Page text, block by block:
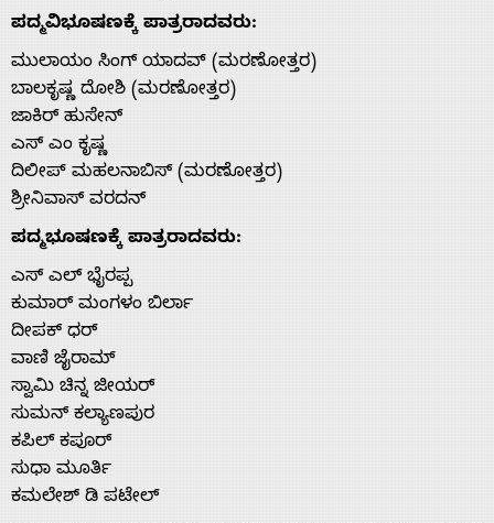
Home
About
Us
Advertise
With
s
ಪದ್ಮವಿಭೂಷಣಕ್ಕೆ ಪಾತ್ರರಾದವರು:
ಮುಲಾಯಂ ಸಿಂಗ್ ಯಾದವ್ (ಮರಣೋತ್ತರ)
ಬಾಲಕೃಷ್ಣ ದೋಶಿ (ಮರಣೋತ್ತರ)
ಜಾಕಿರ್ ಹುಸೇನ್
ಎಸ್ ಎಂ ಕೃಷ್ಣ
ದಿಲೀಪ್ ಮಹಲನಾಬಿಸ್ (ಮರಣೋತ್ತರ)
ಶ್ರೀನಿವಾಸ್ ವರದನ್
ಪದ್ಮಭೂಷಣಕ್ಕೆ ಪಾತ್ರರಾದವರು:
ಎಸ್ ಎಲ್ ಭೈರಪ್ಪ
ಕುಮಾರ್ ಮಂಗಳಂ ಬಿರ್ಲಾ
ದೀಪಕ್ ಧರ್
ವಾಣಿ ಜೈರಾಮ್
ಸ್ವಾಮಿ ಚಿನ್ನ ಜೀಯರ್
ಸುಮನ್ ಕಲ್ಯಾಣಪುರ
ಕಪಿಲ್ ಕಪೂರ್
ಸುಧಾ ಮೂರ್ತಿ
ಕಮಲೇಶ್ ಡಿ ಪಟೇಲ್